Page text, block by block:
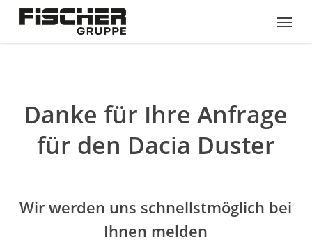
Menu
Danke für Ihre Anfrage
für den Dacia Duster
Wir werden uns schnellstmöglich bei
Ihnen melden